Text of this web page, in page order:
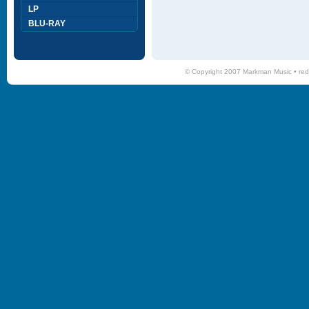
LP
BLU-RAY
© Copyright 2007 Markman Music •